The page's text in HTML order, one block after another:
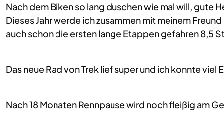
Nach dem Biken so lang duschen wie mal will, gute
Dieses Jahr werde ich zusammen mit meinem
auch schon die ersten lange Etappen gefahren 8,5
Das neue Rad von Trek lief super und ich konnte viel
Nach 18 Monaten Rennpause wird noch fleißig am